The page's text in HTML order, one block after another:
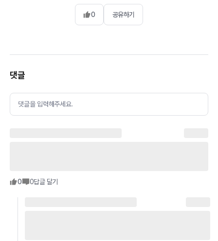
0 공유하기
댓글
댓글을 입력해주세요.
0 0답글 달기